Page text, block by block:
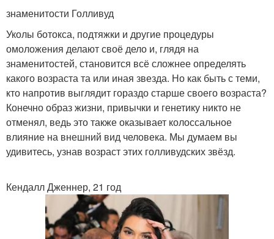
знаменитости Голливуд
Уколы ботокса, подтяжки и другие процедуры
омоложения делают своё дело и, глядя на
знаменитостей, становится всё сложнее определять
какого возраста та или иная звезда. Но как быть с теми,
кто напротив выглядит гораздо старше своего возраста?
Конечно образ жизни, привычки и генетику никто не
отменял, ведь это также оказывает колоссальное
влияние на внешний вид человека. Мы думаем вы
удивитесь, узнав возраст этих голливудских звёзд.
Кендалл Дженнер, 21 год